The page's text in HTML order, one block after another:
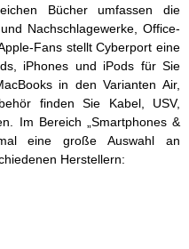
Bücher umfassen die
Nachschlagewerke, Office-
Fans stellt Cyberport eine
iPhones und iPods für Sie
in den Varianten Air,
finden Sie Kabel, USV,
Im Bereich „Smartphones &
eine große Auswahl an
Herstellern: